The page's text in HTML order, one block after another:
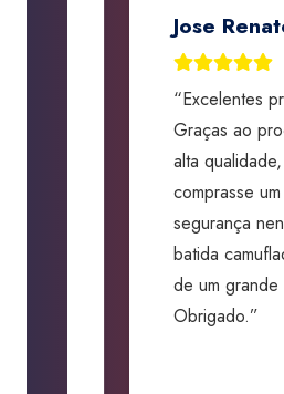
Jose Renato
“Excelentes
Graças ao
alta qualidade,
comprasse um carro
segurança nenhuma
batida camuflada.
de um grande
Obrigado.”